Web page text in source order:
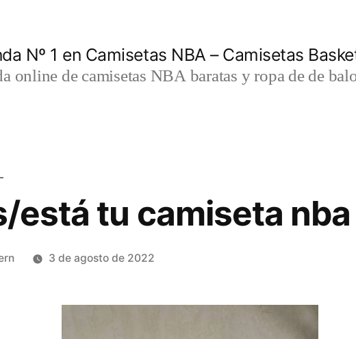
Nº 1 en Camisetas NBA – Camisetas
online de camisetas NBA baratas y ropa de de
está tu camiseta
3 de agosto de 2022